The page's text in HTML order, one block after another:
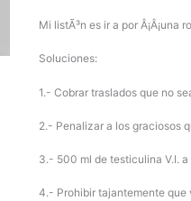
Mi listÃ³n es ir a por Â¡Â¡una
Soluciones:
1.- Cobrar traslados que no
2.- Penalizar a los graciosos
3.- 500 ml de testiculina V.I.
4.- Prohibir tajantemente que